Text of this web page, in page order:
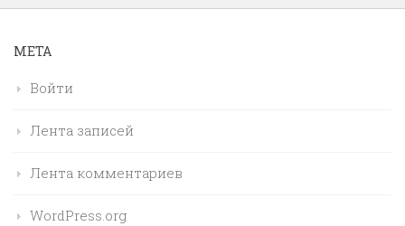
МЕТА
Войти
Лента записей
Лента комментариев
WordPress.org